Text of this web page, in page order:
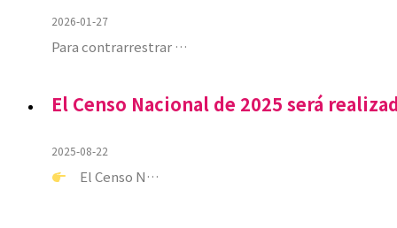
2026-01-27
Para contrarrestrar …
El Censo Nacional de 2025 será
2025-08-22
El Censo N…